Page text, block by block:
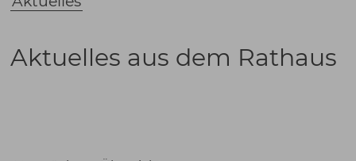
Aktuelles aus dem Rathaus